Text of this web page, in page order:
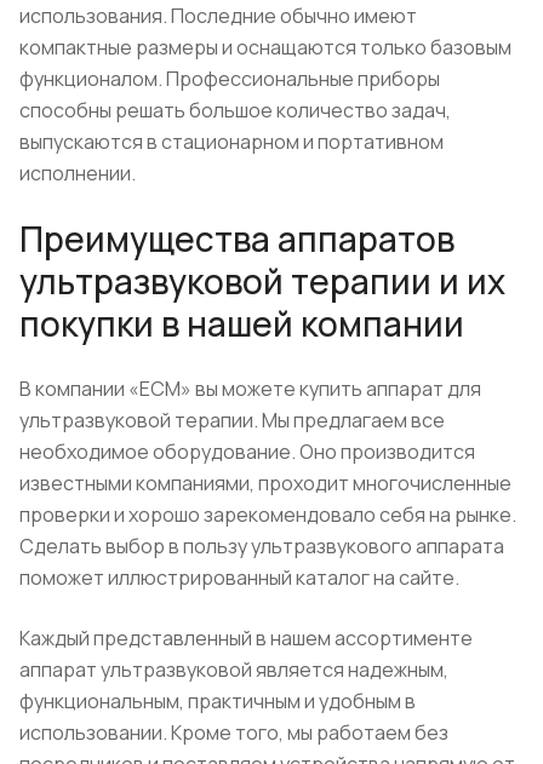
использования. Последние обычно имеют
компактные размеры и оснащаются только базовым
функционалом. Профессиональные приборы
способны решать большое количество задач,
выпускаются в стационарном и портативном
исполнении.
Преимущества аппаратов
ультразвуковой терапии и их
покупки в нашей компании
В компании «ЕСМ» вы можете купить аппарат для
ультразвуковой терапии. Мы предлагаем все
необходимое оборудование. Оно производится
известными компаниями, проходит многочисленные
проверки и хорошо зарекомендовало себя на рынке.
Сделать выбор в пользу ультразвукового аппарата
поможет иллюстрированный каталог на сайте.
Каждый представленный в нашем ассортименте
аппарат ультразвуковой является надежным,
функциональным, практичным и удобным в
использовании. Кроме того, мы работаем без